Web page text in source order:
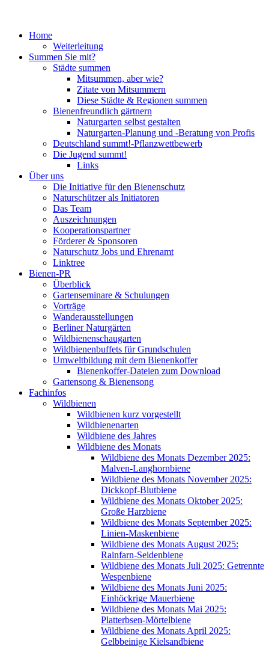
Home
Weiterleitung
Summen Sie mit?
Städte summen
Mitsummen, aber wie?
Zitate von Mitsummern
Diese Städte & Regionen summen
Bienenfreundlich gärtnern
Naturgarten selbst gestalten
Naturgarten-Planung und -Beratung von Profis
Deutschland summt!-Pflanzwettbewerb
Die Jugend summt!
Links
Über uns
Die Initiative für den Bienenschutz
Naturschützer als Initiatoren
Das Team
Auszeichnungen
Kooperationspartner
Förderer & Sponsoren
Naturschutz Jobs und Ehrenamt
Linktree
Bienen-PR
Überblick
Gartenseminare & Schulungen
Vorträge
Wanderausstellungen
Berliner Naturgärten
Wildbienenschaugarten
Wildbienenbuffets für Grundschulen
Umweltbildung mit dem Bienenkoffer
Bienenkoffer-Dateien zum Download
Gartensong & Bienensong
Fachinfos
Wildbienen
Wildbienen kurz vorgestellt
Wildbienenarten
Wildbiene des Jahres
Wildbiene des Monats
Wildbiene des Monats Dezember 2025:
Malven-Langhornbiene
Wildbiene des Monats November 2025:
Dickkopf-Blutbiene
Wildbiene des Monats Oktober 2025:
Große Harzbiene
Wildbiene des Monats September 2025:
Linien-Maskenbiene
Wildbiene des Monats August 2025:
Rainfarn-Seidenbiene
Wildbiene des Monats Juli 2025: Getrennte
Wespenbiene
Wildbiene des Monats Juni 2025:
Einhöckrige Mauerbiene
Wildbiene des Monats Mai 2025:
Platterbsen-Mörtelbiene
Wildbiene des Monats April 2025:
Gelbbeinige Kielsandbiene